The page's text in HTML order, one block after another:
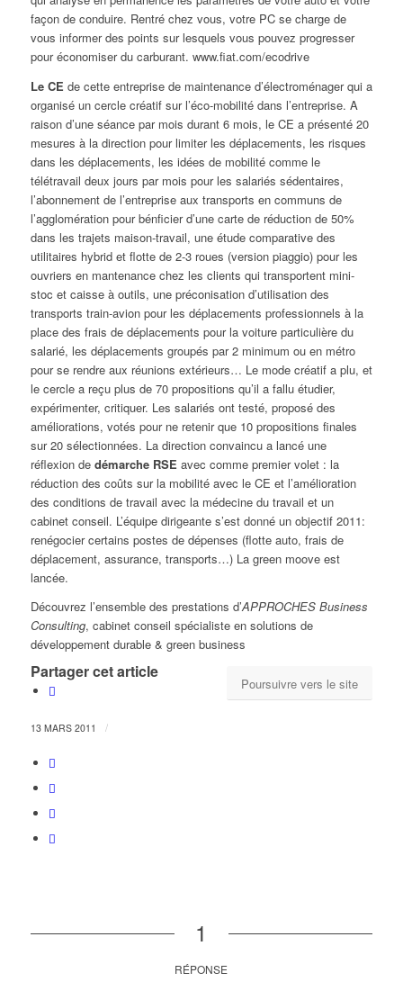
façon de conduire. Rentré chez vous, votre PC se charge de
vous informer des points sur lesquels vous pouvez progresser
pour économiser du carburant. www.fiat.com/ecodrive
Le CE de cette entreprise de maintenance d’électroménager qui a
organisé un cercle créatif sur l’éco-mobilité dans l’entreprise. A
raison d’une séance par mois durant 6 mois, le CE a présenté 20
mesures à la direction pour limiter les déplacements, les risques
dans les déplacements, les idées de mobilité comme le
télétravail deux jours par mois pour les salariés sédentaires,
l’abonnement de l’entreprise aux transports en communs de
l’agglomération pour bénficier d’une carte de réduction de 50%
dans les trajets maison-travail, une étude comparative des
utilitaires hybrid et flotte de 2-3 roues (version piaggio) pour les
ouvriers en mantenance chez les clients qui transportent mini-
stoc et caisse à outils, une préconisation d’utilisation des
transports train-avion pour les déplacements professionnels à la
place des frais de déplacements pour la voiture particulière du
salarié, les déplacements groupés par 2 minimum ou en métro
pour se rendre aux réunions extérieurs… Le mode créatif a plu, et
le cercle a reçu plus de 70 propositions qu’il a fallu étudier,
expérimenter, critiquer. Les salariés ont testé, proposé des
améliorations, votés pour ne retenir que 10 propositions finales
sur 20 sélectionnées. La direction convaincu a lancé une
réflexion de démarche RSE avec comme premier volet : la
réduction des coûts sur la mobilité avec le CE et l’amélioration
des conditions de travail avec la médecine du travail et un
cabinet conseil. L’équipe dirigeante s’est donné un objectif 2011:
renégocier certains postes de dépenses (flotte auto, frais de
déplacement, assurance, transports…) La green moove est
lancée.
Découvrez l’ensemble des prestations d’APPROCHES Business
Consulting, cabinet conseil spécialiste en solutions de
développement durable & green business
Poursuivre vers le site
13 MARS 2011 /
Partager cet article
1
RÉPONSE